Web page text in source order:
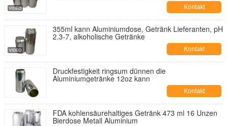
Kontakt
355ml kann Aluminiumdose, Getränk Lieferanten, pH
2.3-7, alkoholische Getränke
Kontakt
Druckfestigkeit ringsum dünnen die
Aluminiumgetränke 12oz kann
Kontakt
FDA kohlensäurehaltiges Getränk 473 ml 16 Unzen
Bierdose Metall Aluminium